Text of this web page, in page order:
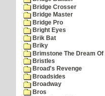
Bridge Crosser
Bridge Master
Bridge Pro
Bright Eyes
Brik Bat
Briky
Brimstone The Dream Of
Bristles
Broad's Revenge
Broadsides
Broadway
Bros